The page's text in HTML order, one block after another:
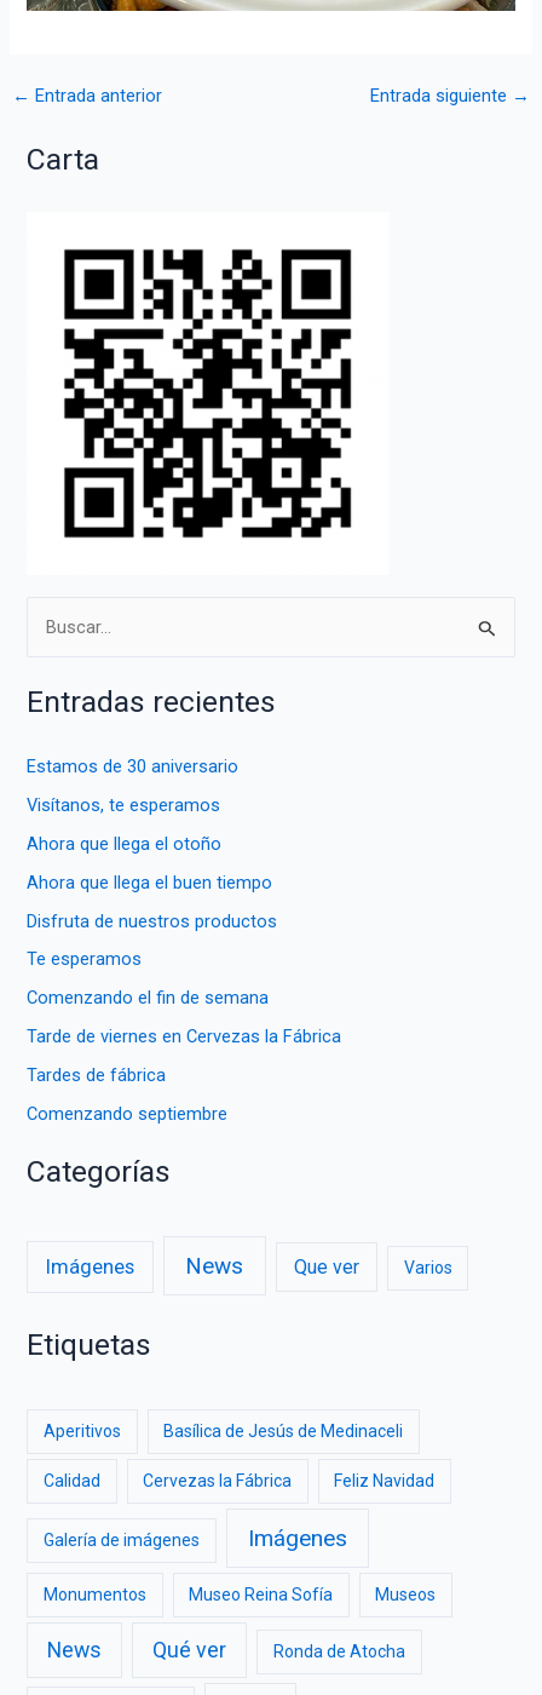
Navegación
entradas
← Entrada anterior Entrada siguiente →
Carta
c
r
:
Entradas recientes
Estamos de 30 aniversario
Visítanos, te esperamos
Ahora que llega el otoño
Ahora que llega el buen tiempo
Disfruta de nuestros productos
Te esperamos
Comenzando el fin de semana
Tarde de viernes en Cervezas la Fábrica
Tardes de fábrica
Comenzando septiembre
Categorías
Imágenes News Que ver Varios
Etiquetas
Aperitivos Basílica de Jesús de Medinaceli
Calidad Cervezas la Fábrica Feliz Navidad
Galería de imágenes Imágenes
Monumentos Museo Reina Sofía Museos
News Qué ver Ronda de Atocha